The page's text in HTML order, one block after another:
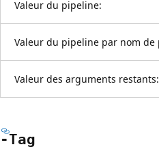
Valeur du pipeline:
Valeur du pipeline par nom de
Valeur des arguments restants:
-Tag